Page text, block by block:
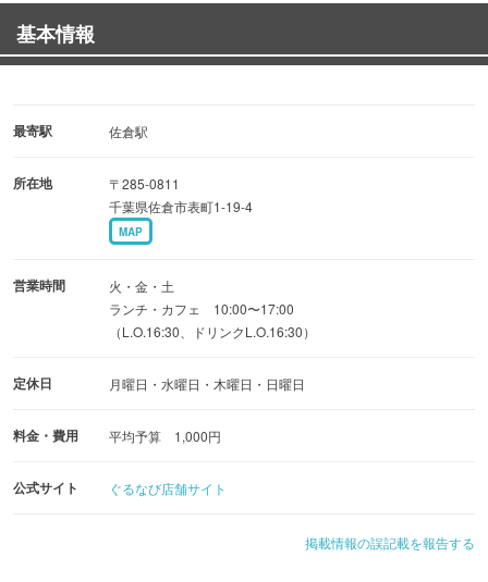
基本情報
最寄駅 佐倉駅
所在地
〒285-0811
千葉県佐倉市表町1-19-4
MAP
営業時間
火・金・土
ランチ・カフェ 10:00〜17:00
（L.O.16:30、ドリンクL.O.16:30）
定休日 月曜日・水曜日・木曜日・日曜日
料金・費用 平均予算 1,000円
公式サイト ぐるなび店舗サイト
掲載情報の誤記載を報告する